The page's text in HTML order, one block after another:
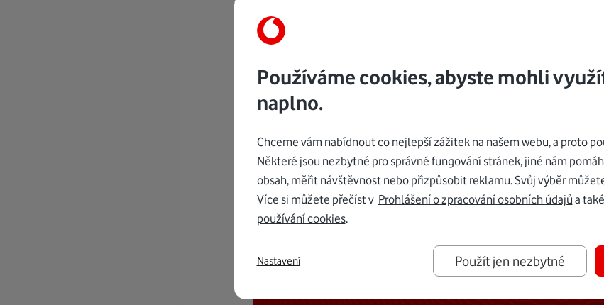
Používáme cookies, abyste mohli
naplno.
Chceme vám nabídnout co nejlepší zážitek na našem webu, a proto
Některé jsou nezbytné pro správné fungování stránek, jiné nám
obsah, měřit návštěvnost nebo přizpůsobit reklamu. Svůj výběr
Více si můžete přečíst v Prohlášení o zpracování osobních údajů a
používání cookies.
Použít jen nezbytné
Nastavení